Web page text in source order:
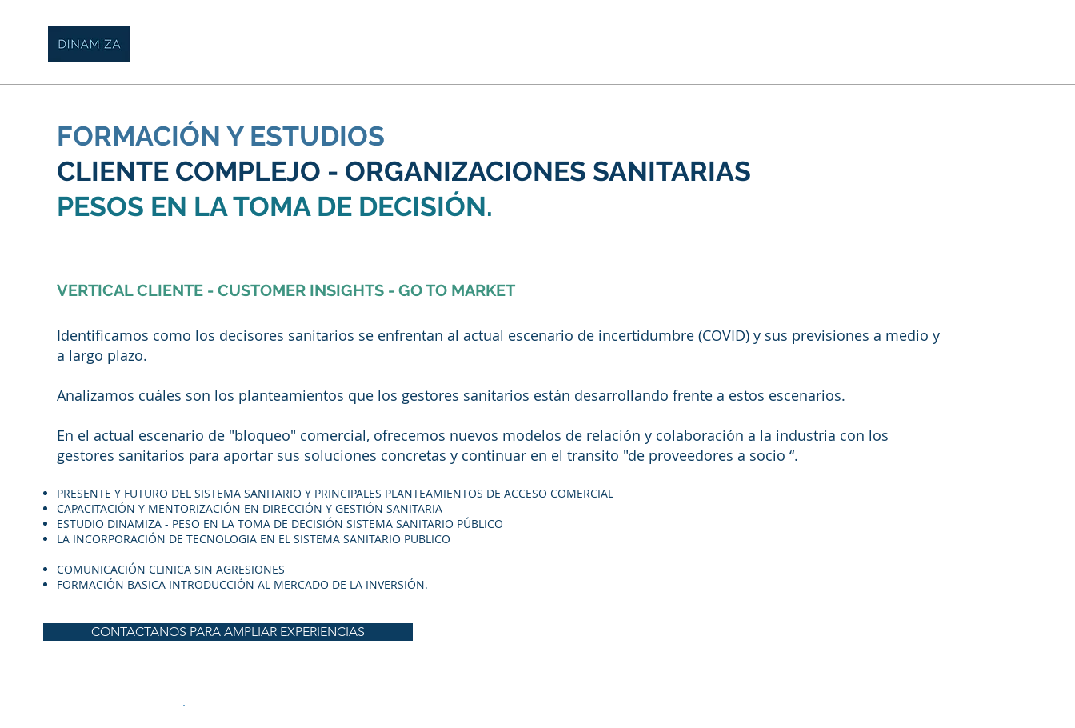
FORMACIÓN Y ESTUDIOS
CLIENTE COMPLEJO - ORGANIZACIONES SANITARIAS
PESOS EN LA TOMA DE DECISIÓN.
VERTICAL CLIENTE - CUSTOMER INSIGHTS - GO TO MARKET
Identificamos como los decisores sanitarios se enfrentan al actual escenario de incertidumbre (COVID) y sus previsiones a medio y
a largo plazo.
Analizamos cuáles son los planteamientos que los gestores sanitarios están desarrollando frente a estos escenarios.
En el actual escenario de "bloqueo" comercial, ofrecemos nuevos modelos de relación y colaboración a la industria con los
gestores sanitarios para aportar sus soluciones concretas y continuar en el transito "de proveedores a socio “.
PRESENTE Y FUTURO DEL SISTEMA SANITARIO Y PRINCIPALES PLANTEAMIENTOS DE ACCESO COMERCIAL
​CAPACITACIÓN Y MENTORIZACIÓN EN DIRECCIÓN Y GESTIÓN SANITARIA
​ESTUDIO DINAMIZA - PESO EN LA TOMA DE DECISIÓN SISTEMA SANITARIO PÚBLICO
LA INCORPORACIÓN DE TECNOLOGIA EN EL SISTEMA SANITARIO PUBLICO
​COMUNICACIÓN CLINICA SIN AGRESIONES
FORMACIÓN BASICA INTRODUCCIÓN AL MERCADO DE LA INVERSIÓN.
CONTACTANOS PARA AMPLIAR EXPERIENCIAS